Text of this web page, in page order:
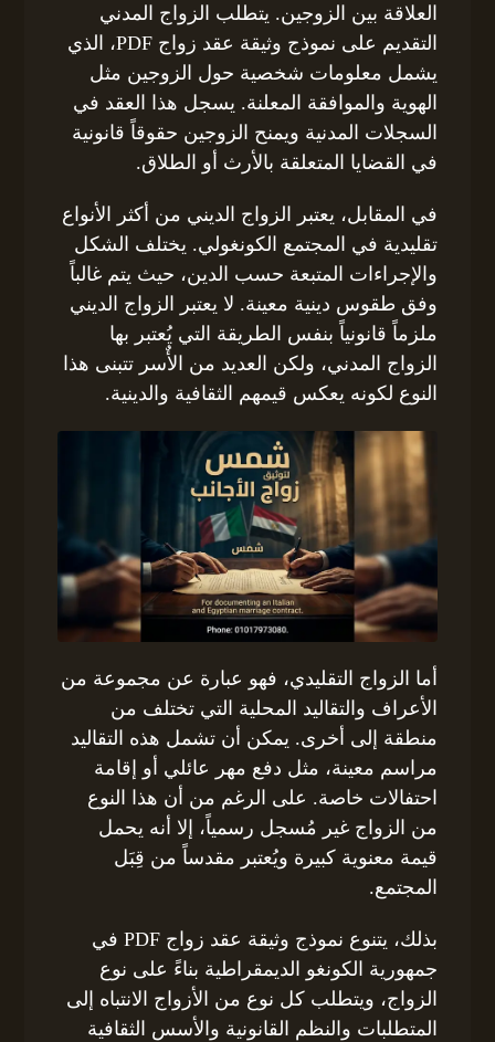
العلاقة بين الزوجين. يتطلب الزواج المدني
التقديم على نموذج وثيقة عقد زواج PDF، الذي
يشمل معلومات شخصية حول الزوجين مثل
الهوية والموافقة المعلنة. يسجل هذا العقد في
السجلات المدنية ويمنح الزوجين حقوقاً قانونية
في القضايا المتعلقة بالأرث أو الطلاق.
في المقابل، يعتبر الزواج الديني من أكثر الأنواع
تقليدية في المجتمع الكونغولي. يختلف الشكل
والإجراءات المتبعة حسب الدين، حيث يتم غالباً
وفق طقوس دينية معينة. لا يعتبر الزواج الديني
ملزماً قانونياً بنفس الطريقة التي يُعتبر بها
الزواج المدني، ولكن العديد من الأٌسر تتبنى هذا
النوع لكونه يعكس قيمهم الثقافية والدينية.
أما الزواج التقليدي، فهو عبارة عن مجموعة من
الأعراف والتقاليد المحلية التي تختلف من
منطقة إلى أخرى. يمكن أن تشمل هذه التقاليد
مراسم معينة، مثل دفع مهر عائلي أو إقامة
احتفالات خاصة. على الرغم من أن هذا النوع
من الزواج غير مُسجل رسمياً، إلا أنه يحمل
قيمة معنوية كبيرة ويُعتبر مقدساً من قِبَل
المجتمع.
بذلك، يتنوع نموذج وثيقة عقد زواج PDF في
جمهورية الكونغو الديمقراطية بناءً على نوع
الزواج، ويتطلب كل نوع من الأزواج الانتباه إلى
المتطلبات والنظم القانونية والأسس الثقافية